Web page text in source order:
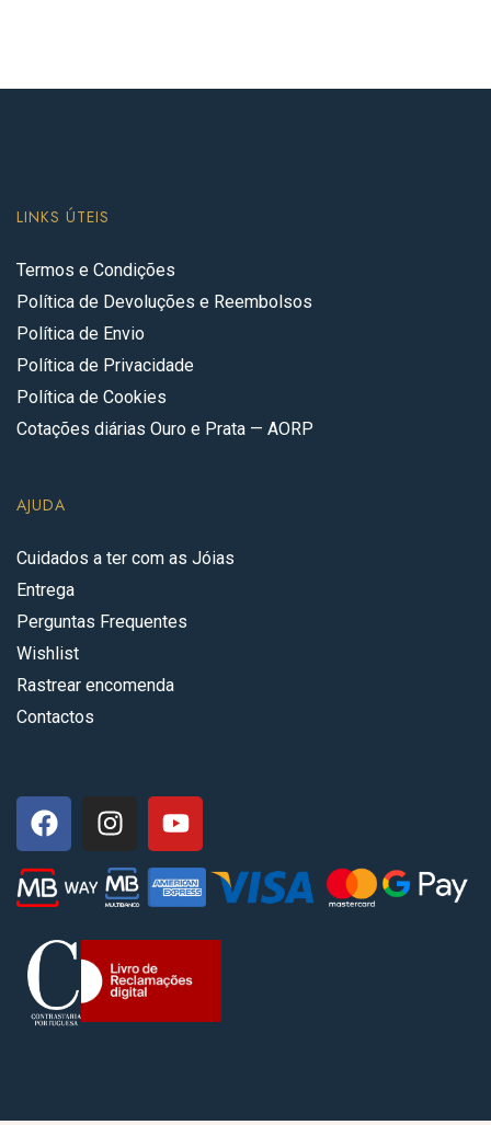
LINKS ÚTEIS
Termos e Condições
Política de Devoluções e Reembolsos
Política de Envio
Política de Privacidade
Política de Cookies
Cotações diárias Ouro e Prata — AORP
AJUDA
Cuidados a ter com as Jóias
Entrega
Perguntas Frequentes
Wishlist
Rastrear encomenda
Contactos